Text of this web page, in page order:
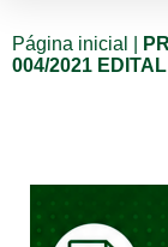
Página inicial
004/2021